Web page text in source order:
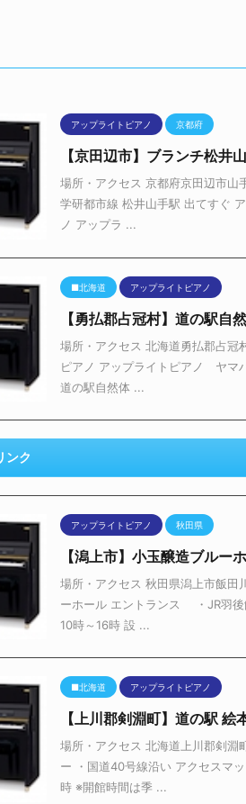
トで使用するためブラウザーに自分の名
アップライトピアノ 京都府
【京田辺市】ブランチ松井山
場所・アクセス 京都府京田辺市
ノ アップラ ...
■北海道 アップライトピアノ
【勇払郡占冠村】道の駅自
場所・アクセス 北海道勇払郡占
道の駅自然体 ...